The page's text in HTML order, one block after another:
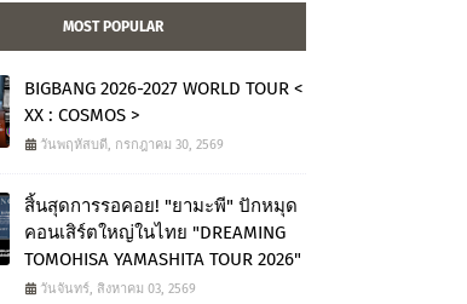
MOST POPULAR
BIGBANG 2026-2027 WORLD TOUR <
XX : COSMOS >
วันพฤหัสบดี, กรกฎาคม 30, 2569
สิ้นสุดการรอคอย! "ยามะพี" ปักหมุด
คอนเสิร์ตใหญ่ในไทย "DREAMING
TOMOHISA YAMASHITA TOUR 2026"
วันจันทร์, สิงหาคม 03, 2569